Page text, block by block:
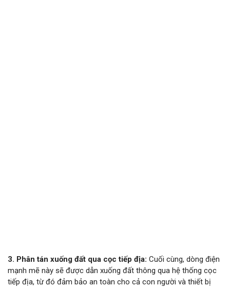
3. Phân tán xuống đất qua cọc tiếp địa: Cuối cùng, dòng điện
mạnh mẽ này sẽ được dẫn xuống đất thông qua hệ thống cọc
tiếp địa, từ đó đảm bảo an toàn cho cả con người và thiết bị